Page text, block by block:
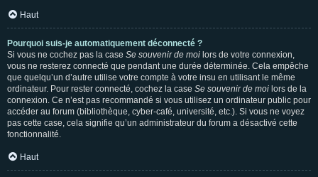
Haut
Pourquoi suis-je automatiquement déconnecté ?
Si vous ne cochez pas la case Se souvenir de moi lors de votre connexion,
vous ne resterez connecté que pendant une durée déterminée. Cela empêche
que quelqu’un d’autre utilise votre compte à votre insu en utilisant le même
ordinateur. Pour rester connecté, cochez la case Se souvenir de moi lors de la
connexion. Ce n’est pas recommandé si vous utilisez un ordinateur public pour
accéder au forum (bibliothèque, cyber-café, université, etc.). Si vous ne voyez
pas cette case, cela signifie qu’un administrateur du forum a désactivé cette
fonctionnalité.
Haut